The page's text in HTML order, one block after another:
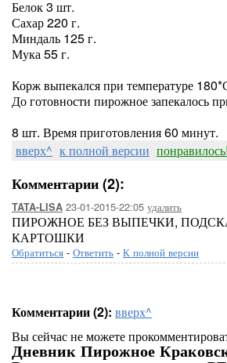
Белок 3 шт.
Сахар 220 г.
Миндаль 125 г.
Мука 55 г.
Корж выпекался при температуре
До готовности пирожное запекалось
8 шт. Время приготовления 60 минут.
вверх^ к полной версии понравилось!
Комментарии (2):
TATA-LISA 23-01-2015-22:05 удалить
ПИРОЖНОЕ БЕЗ ВЫПЕЧКИ,
КАРТОШКИ
Обратиться - Ответить - К полной версии
Комментарии (2): вверх^
Вы сейчас не можете
Дневник Пирожное